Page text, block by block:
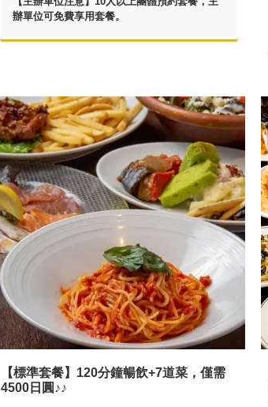
辦單位可免費享用套餐。
【標準套餐】120分鐘暢飲+7道菜，僅需
4500日圓♪♪